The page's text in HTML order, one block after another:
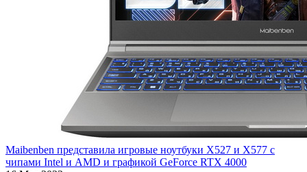
Maibenben представила игровые ноутбуки X527 и X577 с
чипами Intel и AMD и графикой GeForce RTX 4000